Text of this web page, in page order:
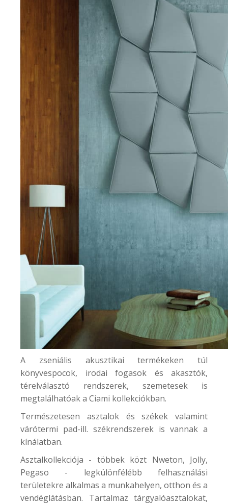
A zseniális akusztikai termékeken túl
könyvespocok, irodai fogasok és akasztók,
térelválasztó rendszerek, szemetesek is
megtalálhatóak a Ciami kollekciókban.
Természetesen asztalok és székek valamint
várótermi pad-ill. székrendszerek is vannak a
kínálatban.
Asztalkollekciója - többek közt Nweton, Jolly,
Pegaso - legkülönfélébb felhasználási
területekre alkalmas a munkahelyen, otthon és a
vendéglátásban. Tartalmaz tárgyalóasztalokat,